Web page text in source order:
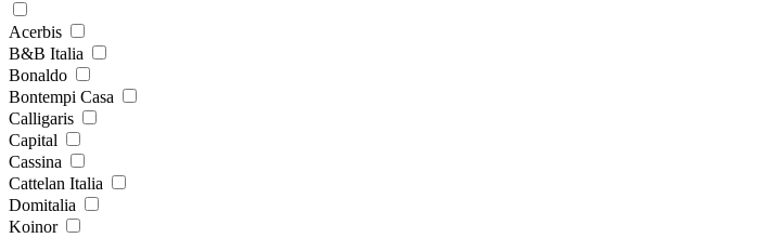
Acerbis
B&B Italia
Bonaldo
Bontempi Casa
Calligaris
Capital
Cassina
Cattelan Italia
Domitalia
Koinor